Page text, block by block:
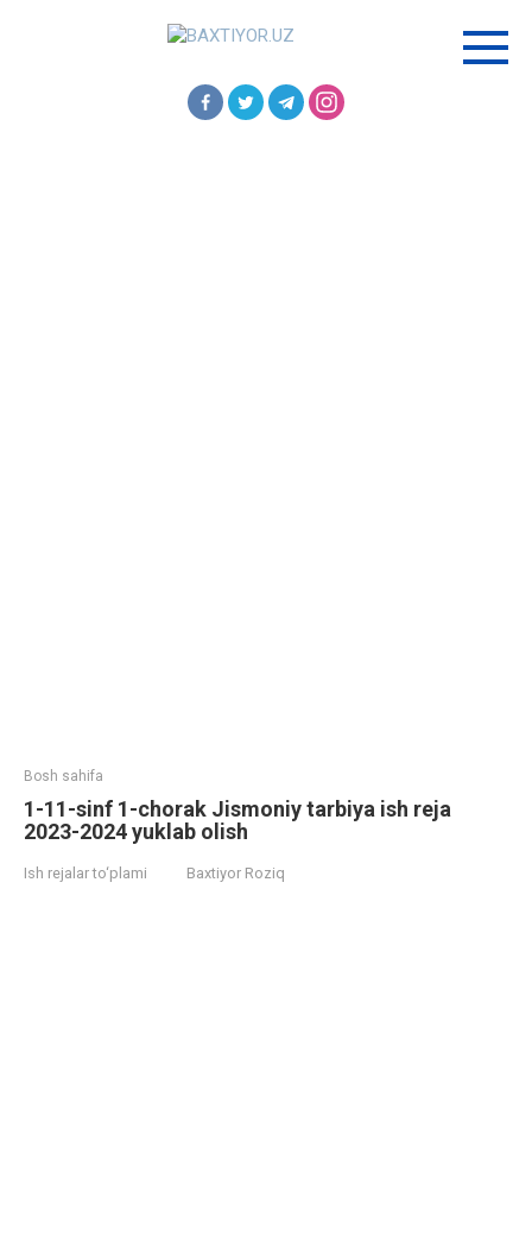
Bosh sahifa
1-11-sinf 1-chorak Jismoniy tarbiya ish reja
2023-2024 yuklab olish
Ish rejalar to‘plami Baxtiyor Roziq